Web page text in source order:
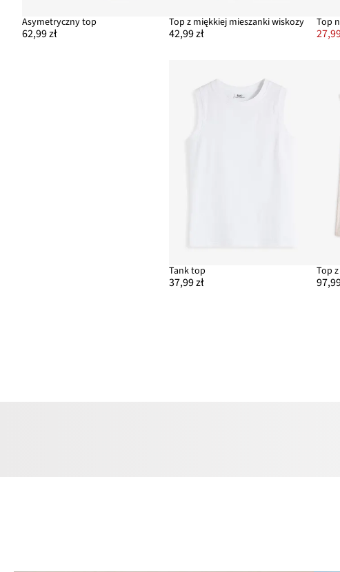
Asymetryczny top
62,99 zł
Top z miękkiej mieszanki wiskozy
42,99 zł
Tank top
37,99 zł
Top